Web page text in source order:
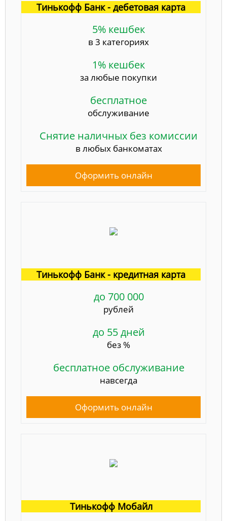
Тинькофф Банк - дебетовая карта
5% кешбек
в 3 категориях
1% кешбек
за любые покупки
бесплатное
обслуживание
Снятие наличных без комиссии
в любых банкоматах
Оформить онлайн
Тинькофф Банк - кредитная карта
до 700 000
рублей
до 55 дней
без %
бесплатное обслуживание
навсегда
Оформить онлайн
Тинькофф Мобайл